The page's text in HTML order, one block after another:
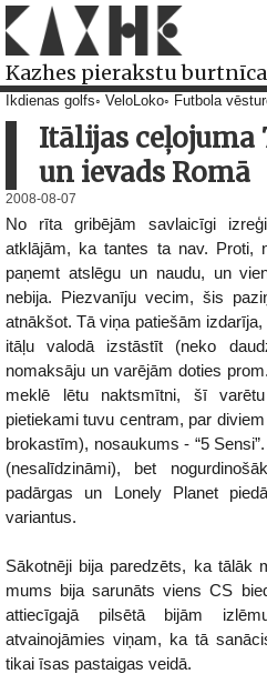
Kazhes pierakstu burtnīca
Ikdienas golfs VeloLoko Futbola
Itālijas ceļojuma
un ievads Romā
2008-08-07
No rīta gribējām savlaicīgi
atklājām, ka tantes ta nav. Proti,
paņemt atslēgu un naudu, un
nebija. Piezvanīju vecim, šis
atnākšot. Tā viņa patiešām
itāļu valodā izstāstīt (neko
nomaksāju un varējām doties
meklē lētu naktsmītni, šī
pietiekami tuvu centram, par
brokastīm), nosaukums - “5
(nesalīdzināmi), bet
padārgas un Lonely Planet
variantus.
Sākotnēji bija paredzēts, ka tālāk
mums bija sarunāts viens CS
attiecīgajā pilsētā bijām
atvainojāmies viņam, ka tā
tikai īsas pastaigas veidā.